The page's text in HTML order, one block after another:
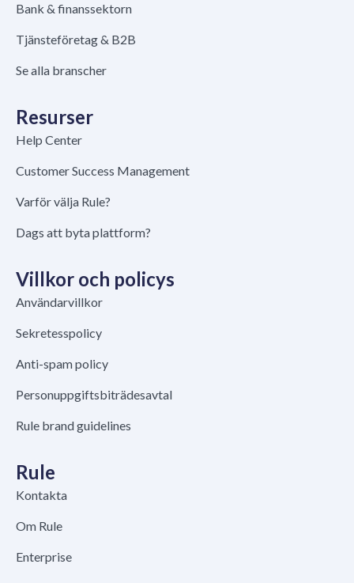
Bank & finanssektorn
Tjänsteföretag & B2B
Se alla branscher
Resurser
Help Center
Customer Success Management
Varför välja Rule?
Dags att byta plattform?
Villkor och policys
Användarvillkor
Sekretesspolicy
Anti-spam policy
Personuppgiftsbiträdesavtal
Rule brand guidelines
Rule
Kontakta
Om Rule
Enterprise